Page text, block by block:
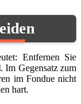
Entfernen Sie
. Im Gegensatz zum
im Fondue nicht
hart.